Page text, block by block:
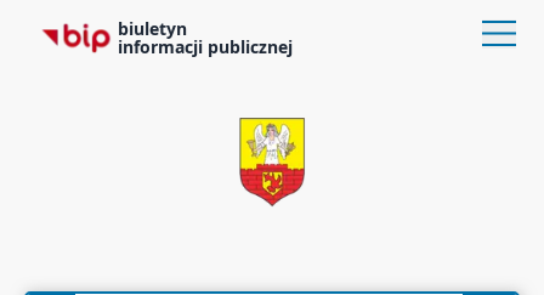
biuletyn
informacji publicznej